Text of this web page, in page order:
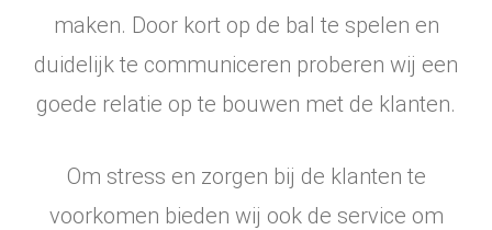
maken. Door kort op de bal te spelen en
duidelijk te communiceren proberen wij een
goede relatie op te bouwen met de klanten.
Om stress en zorgen bij de klanten te
voorkomen bieden wij ook de service om